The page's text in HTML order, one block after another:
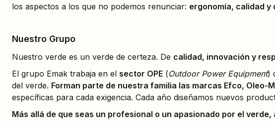
los aspectos a los que no podemos renunciar: ergonomía, calidad y
Nuestro Grupo
Nuestro verde es un verde de certeza. De calidad, innovación y
El grupo Emak trabaja en el sector OPE (Outdoor Power Equipment)
del verde. Forman parte de nuestra familia las marcas Efco, Oleo-
específicas para cada exigencia. Cada año diseñamos nuevos
Más allá de que seas un profesional o un apasionado por el verde,